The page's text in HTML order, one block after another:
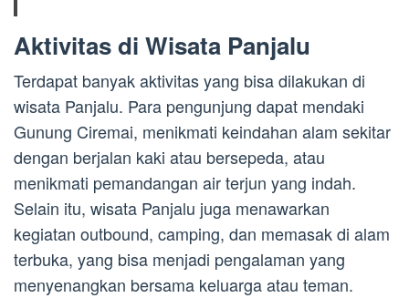
Aktivitas di Wisata Panjalu
Terdapat banyak aktivitas yang bisa dilakukan di
wisata Panjalu. Para pengunjung dapat mendaki
Gunung Ciremai, menikmati keindahan alam sekitar
dengan berjalan kaki atau bersepeda, atau
menikmati pemandangan air terjun yang indah.
Selain itu, wisata Panjalu juga menawarkan
kegiatan outbound, camping, dan memasak di alam
terbuka, yang bisa menjadi pengalaman yang
menyenangkan bersama keluarga atau teman.